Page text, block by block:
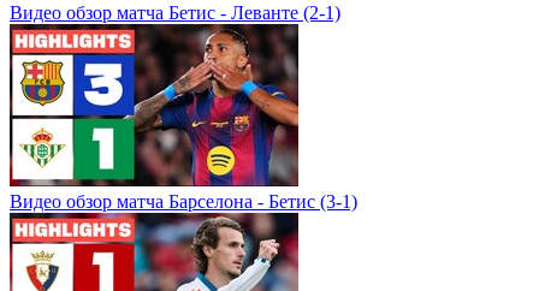
Видео обзор матча Бетис - Леванте (2-1)
Видео обзор матча Барселона - Бетис (3-1)